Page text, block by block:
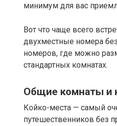
минимум для вас
Вот что чаще всего
двухместные номера
номеров, где можно
стандартных комнатах.
Общие комнаты и
Койко-места — самый
путешественников без